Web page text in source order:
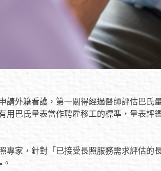
外籍看護，第一關得經過醫師評估巴
巴氏量表當作聘雇移工的標準，量表評
家，針對「已接受長照服務需求評估